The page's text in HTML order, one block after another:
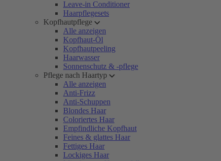
Leave-in Conditioner
Haarpflegesets
Kopfhautpflege
Alle anzeigen
Kopfhaut-Öl
Kopfhautpeeling
Haarwasser
Sonnenschutz & -pflege
Pflege nach Haartyp
Alle anzeigen
Anti-Frizz
Anti-Schuppen
Blondes Haar
Coloriertes Haar
Empfindliche Kopfhaut
Feines & glattes Haar
Fettiges Haar
Lockiges Haar